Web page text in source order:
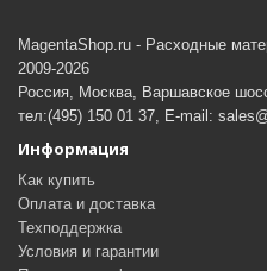
MagentaShop.ru - Расходные
2009-2026
Россия, Москва, Варшавское
тел:(495) 150 01 37, E-mail:
Информация
Как купить
Оплата и доставка
Техподдержка
Условия и гарантии